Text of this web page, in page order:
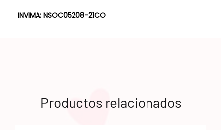
INVIMA: NSOC05208-21CO
Productos relacionados